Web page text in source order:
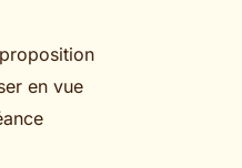
en vue